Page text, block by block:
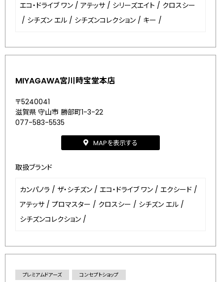
エコ・ドライブ ワン / アテッサ / シリーズエイト / クロスシー
/ シチズン エル / シチズンコレクション / キー /
MIYAGAWA宮川時宝堂本店
〒5240041
滋賀県 守山市 勝部町1-3-22
077-583-5535
MAPを表示する
取扱ブランド
カンパノラ / ザ・シチズン / エコ・ドライブ ワン / エクシード /
アテッサ / プロマスター / クロスシー / シチズン エル /
シチズンコレクション /
プレミアムドアーズ コンセプトショップ